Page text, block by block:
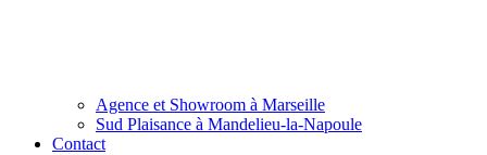
Agence et Showroom à Marseille
Sud Plaisance à Mandelieu-la-Napoule
Contact